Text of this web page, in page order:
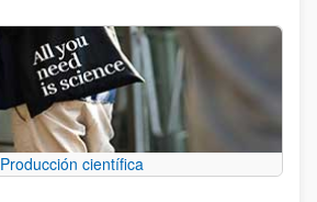
Producción científica